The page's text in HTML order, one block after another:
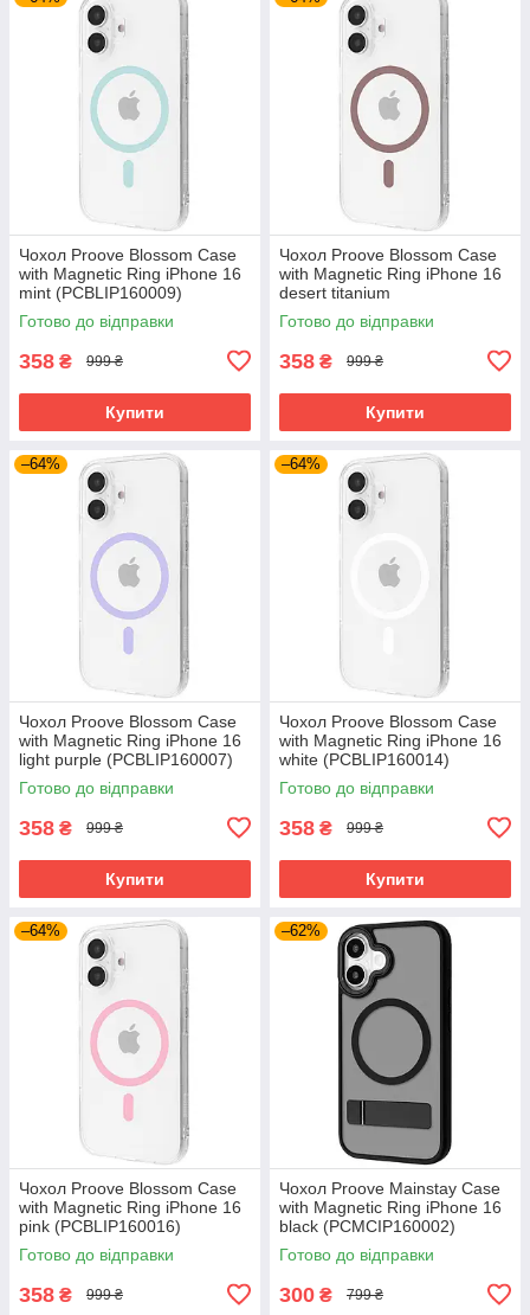
Чохол Proove Blossom Case
with Magnetic Ring iPhone 16
mint (PCBLIP160009)
Готово до відправки
358 ₴ 999 ₴
Купити
Чохол Proove Blossom Case
with Magnetic Ring iPhone 16
desert titanium
(PCBLIP160033)
Готово до відправки
358 ₴ 999 ₴
Купити
–64%
Чохол Proove Blossom Case
with Magnetic Ring iPhone 16
light purple (PCBLIP160007)
Готово до відправки
358 ₴ 999 ₴
Купити
–64%
Чохол Proove Blossom Case
with Magnetic Ring iPhone 16
white (PCBLIP160014)
Готово до відправки
358 ₴ 999 ₴
Купити
–64%
Чохол Proove Blossom Case
with Magnetic Ring iPhone 16
pink (PCBLIP160016)
Готово до відправки
358 ₴ 999 ₴
–62%
Чохол Proove Mainstay Case
with Magnetic Ring iPhone 16
black (PCMCIP160002)
Готово до відправки
300 ₴ 799 ₴